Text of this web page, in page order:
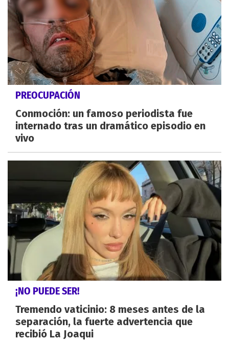
PREOCUPACIÓN
Conmoción: un famoso periodista fue
internado tras un dramático episodio en
vivo
¡NO PUEDE SER!
Tremendo vaticinio: 8 meses antes de la
separación, la fuerte advertencia que
recibió La Joaqui